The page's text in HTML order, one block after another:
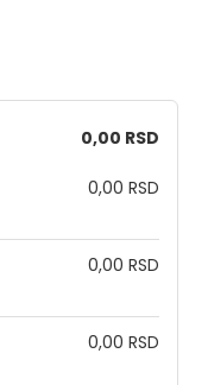
0,00 RSD
0,00 RSD
0,00 RSD
0,00 RSD